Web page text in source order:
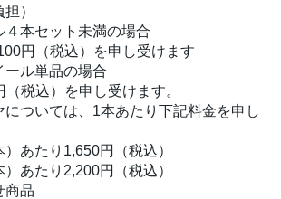
）
４本セット未満の場合
円（税込）を申し受けます
ール単品の場合
税込）を申し受けます。
については、1本あたり下記料金を申し
あたり1,650円（税込）
あたり2,200円（税込）
商品